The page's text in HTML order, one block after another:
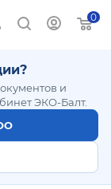
0
и
ЭКО-Балт.